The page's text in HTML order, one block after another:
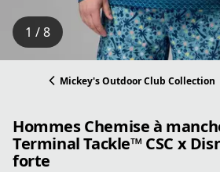
1 / 8
Mickey's Outdoor Club Collection
Hommes Chemise à
Terminal Tackle™ CSC x
forte